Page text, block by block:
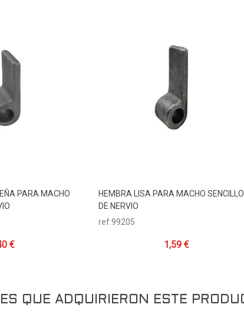
PARA MACHO
€
Añadir Al Carrito
HEMBRA LISA PARA MACHO
DE NERVIO
ref:99205
1,59 €
QUE ADQUIRIERON ESTE